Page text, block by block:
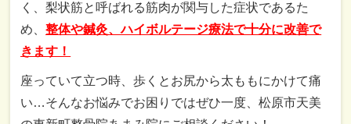
く、梨状筋と呼ばれる筋肉が関与した症状であるた
め、整体や鍼灸、ハイボルテージ療法で十分に改善で
きます！
座っていて立つ時、歩くとお尻から太ももにかけて痛
い…そんなお悩みでお困りではぜひ一度、松原市天美